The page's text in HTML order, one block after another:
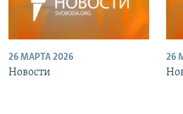
26 МАРТА 2026
Новости
26